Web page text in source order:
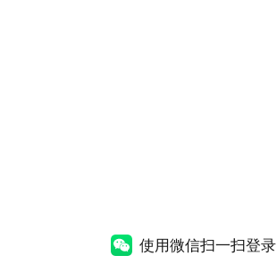
使用微信扫一扫登录